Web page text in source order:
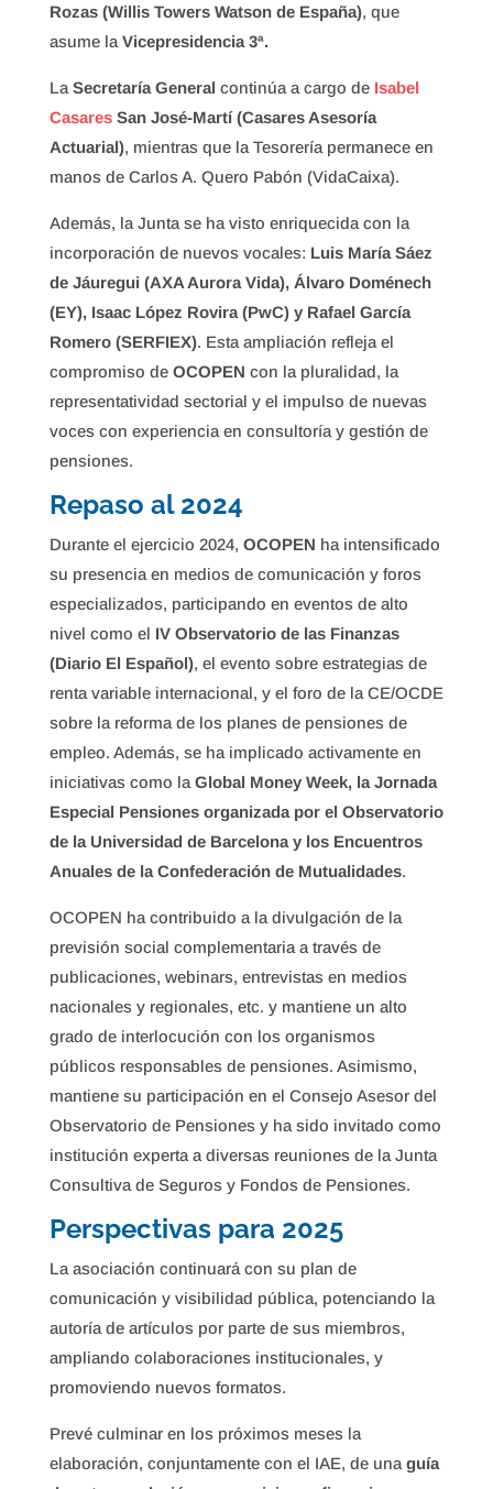
Rozas (Willis Towers Watson de España), que
asume la Vicepresidencia 3ª.
LaSecretaría General continúa a cargo de Isabel
CasaresSan José-Martí (Casares Asesoría
Actuarial), mientras que la Tesorería permanece en
manos de Carlos A. Quero Pabón (VidaCaixa).
Además, la Junta se ha visto enriquecida con la
incorporación de nuevos vocales: Luis María Sáez
de Jáuregui (AXA Aurora Vida), Álvaro Doménech
(EY), Isaac López Rovira (PwC) y Rafael García
Romero (SERFIEX). Esta ampliación refleja el
compromiso de OCOPEN con la pluralidad, la
representatividad sectorial y el impulso de nuevas
voces con experiencia en consultoría y gestión de
pensiones.
Repaso al 2024
Durante el ejercicio 2024, OCOPEN ha intensificado
su presencia en medios de comunicación y foros
especializados, participando en eventos de alto
nivel como el IV Observatorio de las Finanzas
(Diario El Español), el evento sobre estrategias de
renta variable internacional, y el foro de la CE/OCDE
sobre la reforma de los planes de pensiones de
empleo. Además, se ha implicado activamente en
iniciativas como la Global Money Week, la Jornada
Especial Pensiones organizada por el Observatorio
de la Universidad de Barcelona y los Encuentros
Anuales de la Confederación de Mutualidades.
OCOPEN ha contribuido a la divulgación de la
previsión social complementaria a través de
publicaciones, webinars, entrevistas en medios
nacionales y regionales, etc. y mantiene un alto
grado de interlocución con los organismos
públicos responsables de pensiones. Asimismo,
mantiene su participación en el Consejo Asesor del
Observatorio de Pensiones y ha sido invitado como
institución experta a diversas reuniones de la Junta
Consultiva de Seguros y Fondos de Pensiones.
Perspectivas para 2025
La asociación continuará con su plan de
comunicación y visibilidad pública, potenciando la
autoría de artículos por parte de sus miembros,
ampliando colaboraciones institucionales, y
promoviendo nuevos formatos.
Prevé culminar en los próximos meses la
elaboración, conjuntamente con el IAE, de unaguía